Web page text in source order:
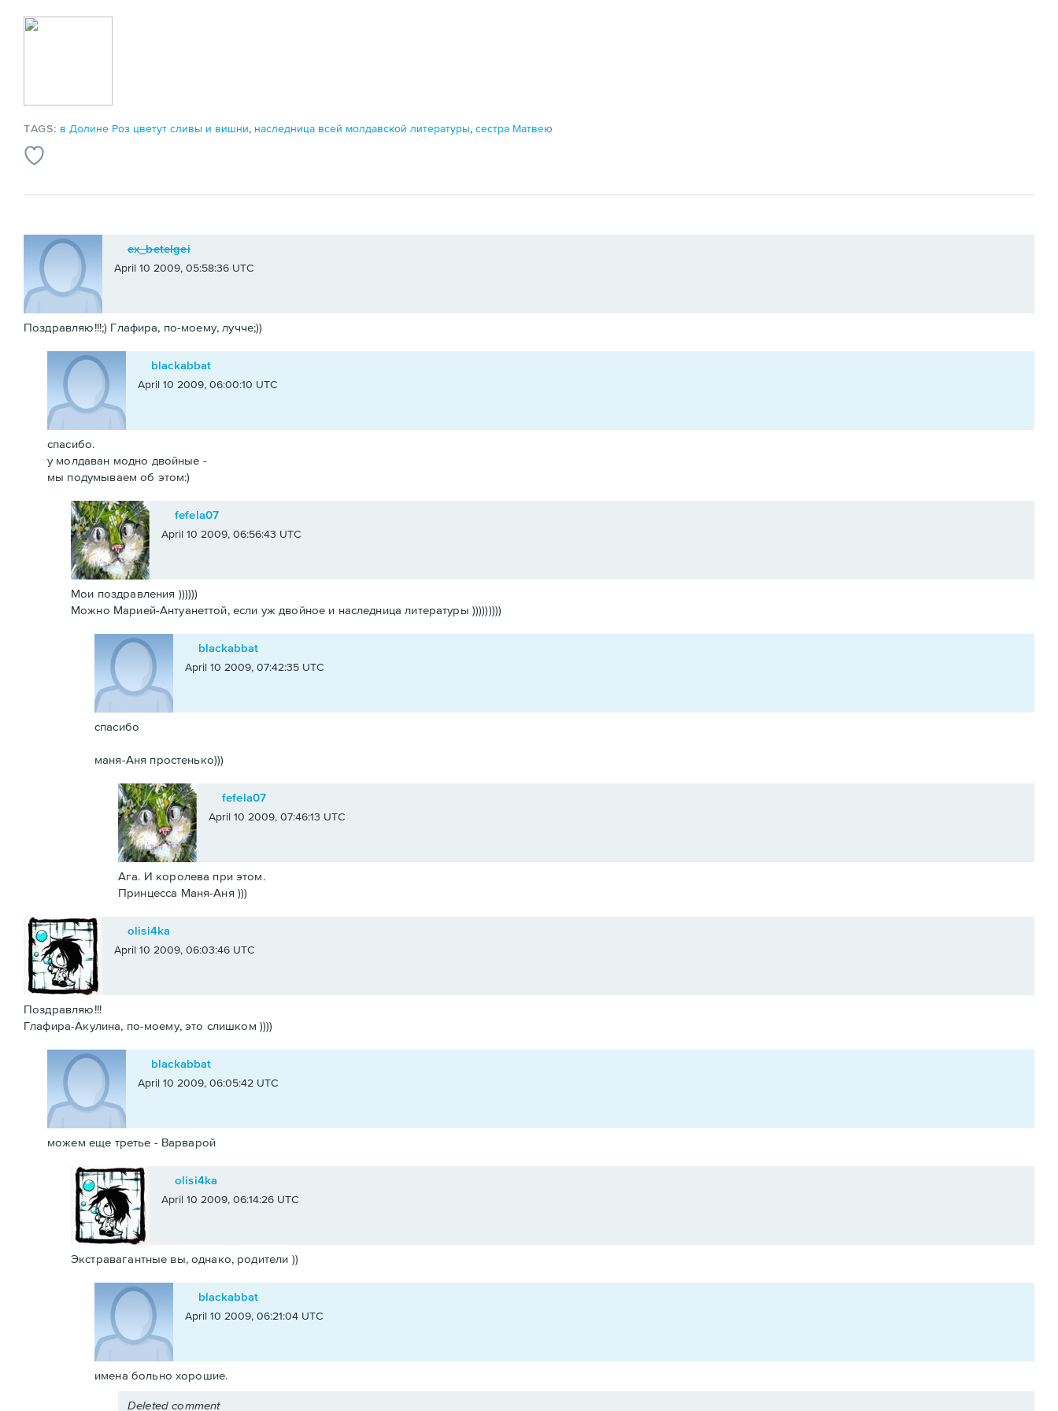
TAGS: в Долине Роз цветут сливы и вишни, наследница всей молдавской литературы,сестра Матвею
ex_betelgei
April 10 2009, 05:58:36 UTC
Поздравляю!!!;) Глафира, по-моему, лучче;))
blackabbat
April 10 2009, 06:00:10 UTC
спасибо.
у молдаван модно двойные -
мы подумываем об этом:)
fefela07
April 10 2009, 06:56:43 UTC
Мои поздравления ))))))
Можно Марией-Антуанеттой, если уж двойное и наследница литературы )))))))))
blackabbat
April 10 2009, 07:42:35 UTC
спасибо
маня-Аня простенько)))
fefela07
April 10 2009, 07:46:13 UTC
Ага. И королева при этом.
Принцесса Маня-Аня )))
olisi4ka
April 10 2009, 06:03:46 UTC
Поздравляю!!!
Глафира-Акулина, по-моему, это слишком ))))
blackabbat
April 10 2009, 06:05:42 UTC
можем еще третье - Варварой
olisi4ka
April 10 2009, 06:14:26 UTC
Экстравагантные вы, однако, родители ))
blackabbat
April 10 2009, 06:21:04 UTC
имена больно хорошие.
Deleted comment